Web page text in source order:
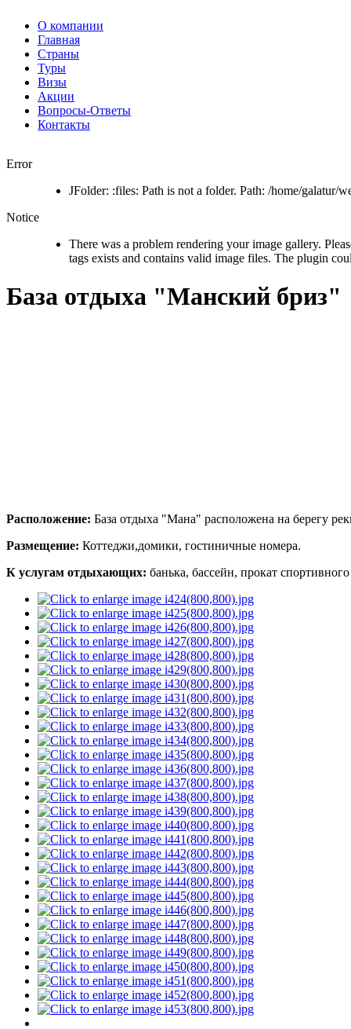
О компании
Главная
Страны
Туры
Визы
Акции
Вопросы-Ответы
Контакты
Error
JFolder: :files: Path is not a folder. Path: /home/galatur/
Notice
There was a problem rendering your image gallery.
tags exists and contains valid image files. The plugin
База отдыха "Манский бриз"
Расположение: База отдыха "Мана" расположена на берегу
Размещение: Коттеджи,домики, гостиничные номера.
К услугам отдыхающих: банька, бассейн, прокат